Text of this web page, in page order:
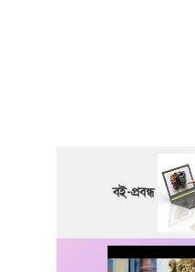
বই-প্রবন্ধ